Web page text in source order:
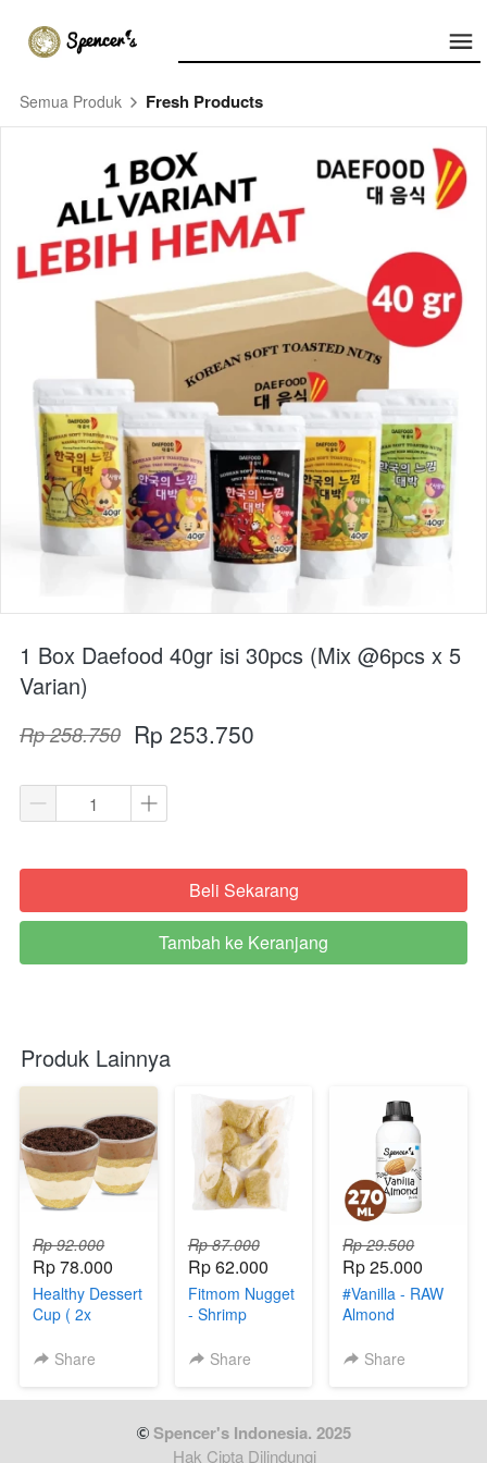
Semua Produk Fresh Products
1 Box Daefood 40gr isi 30pcs (Mix @6pcs x 5
Varian)
Rp 258.750 Rp 253.750
`Beli Sekarang
`
Tambah ke Keranjang
Produk Lainnya
Rp 92.000
Rp 78.000
Healthy Dessert
Cup ( 2x
Share
Rp 87.000
Rp 62.000
Fitmom Nugget
- Shrimp
Share
Rp 29.500
Rp 25.000
#Vanilla - RAW
Almond
Share
Spencer's Indonesia. 2025
Hak Cipta Dilindungi